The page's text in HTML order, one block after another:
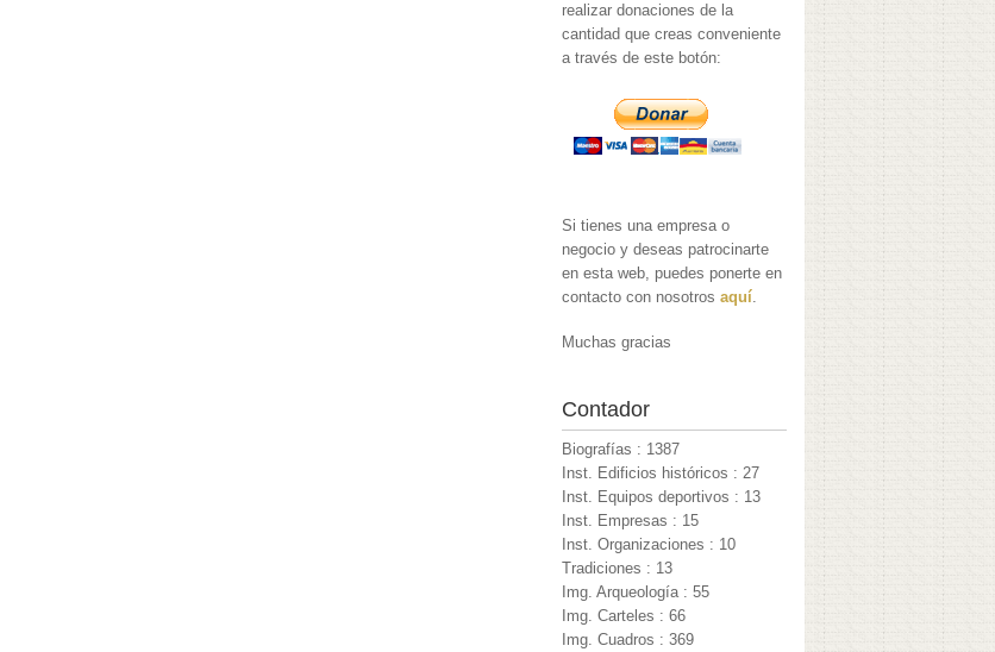
realizar donaciones de la
cantidad que creas conveniente
a través de este botón:
Si tienes una empresa o
negocio y deseas patrocinarte
en esta web, puedes ponerte en
contacto con nosotrosaquí.
Muchas gracias
Contador
Biografías : 1387
Inst. Edificios históricos : 27
Inst. Equipos deportivos : 13
Inst. Empresas : 15
Inst. Organizaciones : 10
Tradiciones : 13
Img. Arqueología : 55
Img. Carteles : 66
Img. Cuadros : 369